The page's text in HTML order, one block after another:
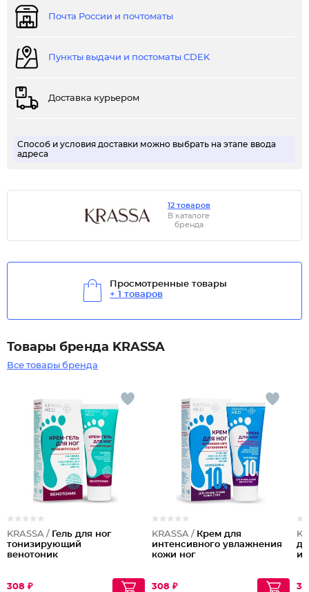
Почта России и почтоматы
Пункты выдачи и постоматы CDEK
Доставка курьером
Способ и условия доставки можно выбрать на этапе ввода
адреса
12 товаров
В каталоге
бренда
Просмотренные товары
+ 1 товаров
Товары бренда KRASSA
Все товары бренда
KRASSA / Гель для ног
тонизирующий
венотоник
308 ₽
KRASSA / Крем для
интенсивного увлажнения
кожи ног
308 ₽
и